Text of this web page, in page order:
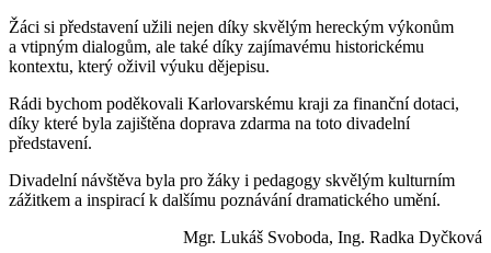
Žáci si představení užili nejen díky skvělým hereckým výkonům
a vtipným dialogům, ale také díky zajímavému historickému
kontextu, který oživil výuku dějepisu.
Rádi bychom poděkovali Karlovarskému kraji za finanční dotaci,
díky které byla zajištěna doprava zdarma na toto divadelní
představení.
Divadelní návštěva byla pro žáky i pedagogy skvělým kulturním
zážitkem a inspirací k dalšímu poznávání dramatického umění.
Mgr. Lukáš Svoboda, Ing. Radka Dyčková